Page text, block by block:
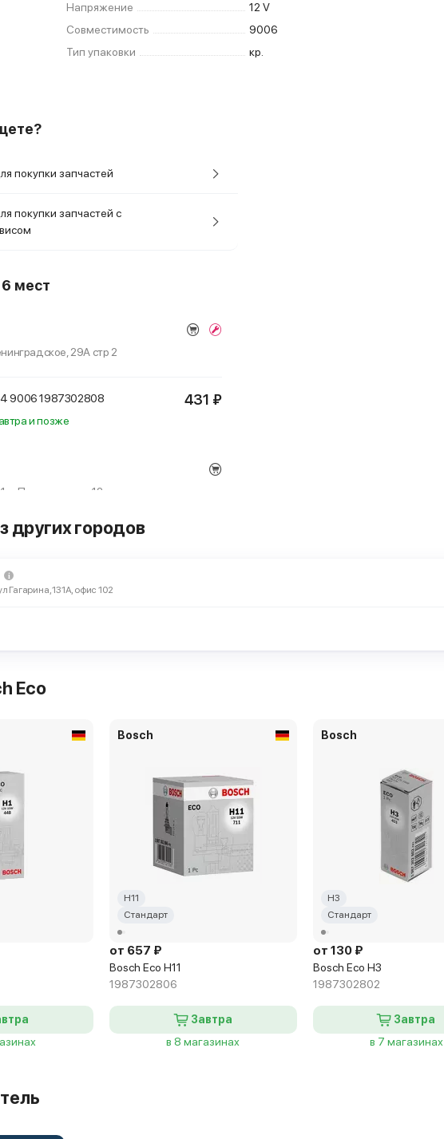
Напряжение
12 V
Совместимость
9006
Тип упаковки
кр.
покупки запчастей
покупки запчастей с
6 мест
29А стр 2
90061987302808 431 ₽
и позже
1-я Пролетарская, 12
90061987302808
125 стр 2а
9006 431 ₽
и позже
59
9006
- 195 р.
170Г
9006
других городов
Гагарина, 131А, офис 102
Eco
Bosch
H11
Стандарт
от 657 ₽
Bosch Eco H11
1987302806
Завтра
в 8 магазинах
Bosch
H3
Стандарт
от 130 ₽
Bosch Eco H3
1987302802
Завтра
в 7 магазинах